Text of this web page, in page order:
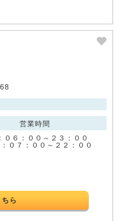
営業時間
０６：００～２３：００
０７：００～２２：００
ら